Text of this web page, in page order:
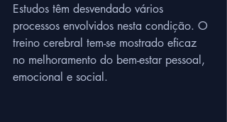
Estudos têm desvendado vários
processos envolvidos nesta condição. O
treino cerebral tem-se mostrado eficaz
no melhoramento do bem-estar pessoal,
emocional e social.